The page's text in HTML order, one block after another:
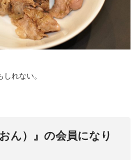
れない。
ん）』の会員になり